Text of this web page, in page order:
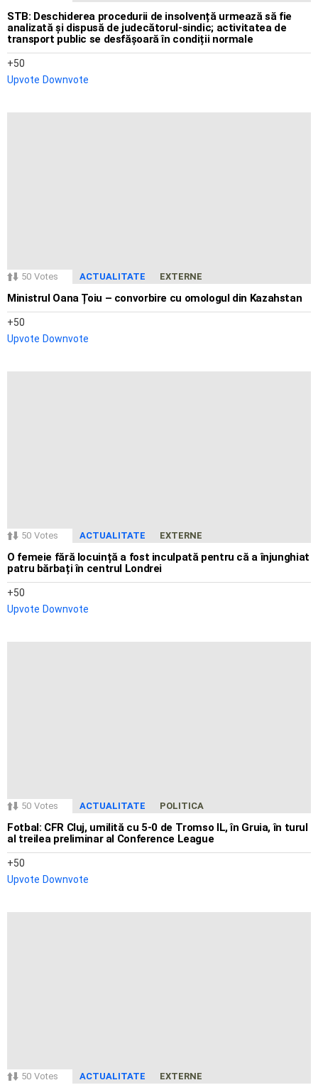
STB: Deschiderea procedurii de insolvență urmează să fie
analizată și dispusă de judecătorul-sindic; activitatea de
transport public se desfășoară în condiții normale
50
Upvote Downvote
50 Votes ACTUALITATE EXTERNE
Ministrul Oana Țoiu – convorbire cu omologul din Kazahstan
50
Upvote Downvote
50 Votes ACTUALITATE EXTERNE
O femeie fără locuință a fost inculpată pentru că a înjunghiat
patru bărbați în centrul Londrei
50
Upvote Downvote
50 Votes ACTUALITATE POLITICA
Fotbal: CFR Cluj, umilită cu 5-0 de Tromso IL, în Gruia, în turul
al treilea preliminar al Conference League
50
Upvote Downvote
50 Votes ACTUALITATE EXTERNE